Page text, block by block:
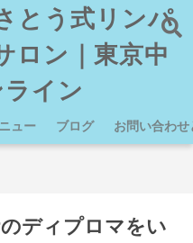
とう式リンパ
ロン｜東京中
イン
ュー ブログ お問い合わせ
ディプロマをい